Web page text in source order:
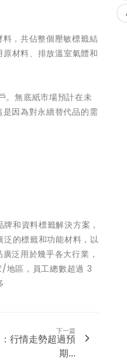
，共佔整個壓敏標籤結
材料、排放溫室氣體和
無底紙市場預計在未
因為對永續替代品的需
和資料標籤解決方案，
的標籤和功能材料，以
泛用於幾乎各大行業，
地區，員工總數超過 3
下一篇
行情走勢超過預
期...